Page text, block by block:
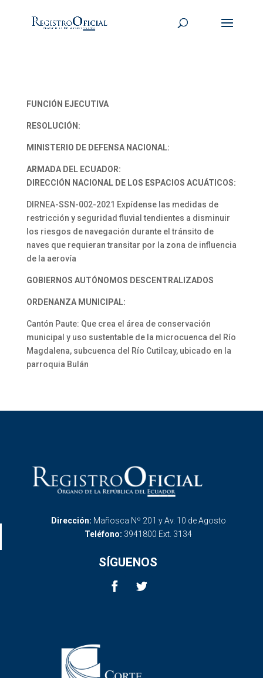
FUNCIÓN EJECUTIVA
RESOLUCIÓN:
MINISTERIO DE DEFENSA NACIONAL:
ARMADA DEL ECUADOR:
DIRECCIÓN NACIONAL DE LOS ESPACIOS ACUÁTICOS:
DIRNEA-SSN-002-2021 Expídense las medidas de
restricción y seguridad fluvial tendientes a disminuir
los riesgos de navegación durante el tránsito de
naves que requieran transitar por la zona de influencia
de la aerovía
GOBIERNOS AUTÓNOMOS DESCENTRALIZADOS
ORDENANZA MUNICIPAL:
Cantón Paute: Que crea el área de conservación
municipal y uso sustentable de la microcuenca del Río
Magdalena, subcuenca del Río Cutilcay, ubicado en la
parroquia Bulán
Dirección: Mañosca Nº 201 y Av. 10 de Agosto
Teléfono: 3941800 Ext. 3134
SÍGUENOS